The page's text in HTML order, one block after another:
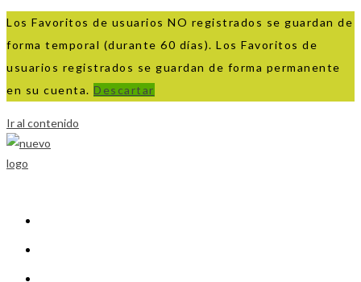
Los Favoritos de usuarios NO registrados se guardan de
forma temporal (durante 60 días). Los Favoritos de
usuarios registrados se guardan de forma permanente
en su cuenta. Descartar
Ir al contenido